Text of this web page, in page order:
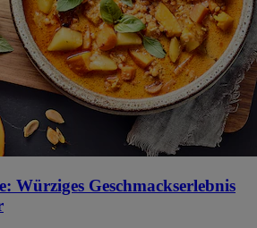
Würziges Geschmackserlebnis